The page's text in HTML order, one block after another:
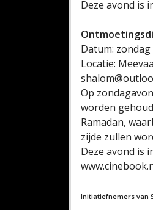
Deze avond is
Datum: zondag
Locatie:
Op
worden
Ramadan,
zijde zullen
Deze avond is
Initiatiefnemers van